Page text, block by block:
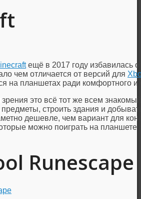
ещё в 2017 году избавилась
чем отличается от версий для
на планшетах ради комфортного и
это всё тот же всем
строить здания и
дешевле, чем вариант для
можно поиграть на
Runescape